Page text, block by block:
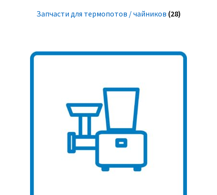
Запчасти для термопотов / чайников (28)